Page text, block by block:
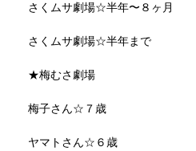
さくムサ劇場☆半年〜８ヶ月
さくムサ劇場☆半年まで
★梅むさ劇場
梅子さん☆７歳
ヤマトさん☆６歳